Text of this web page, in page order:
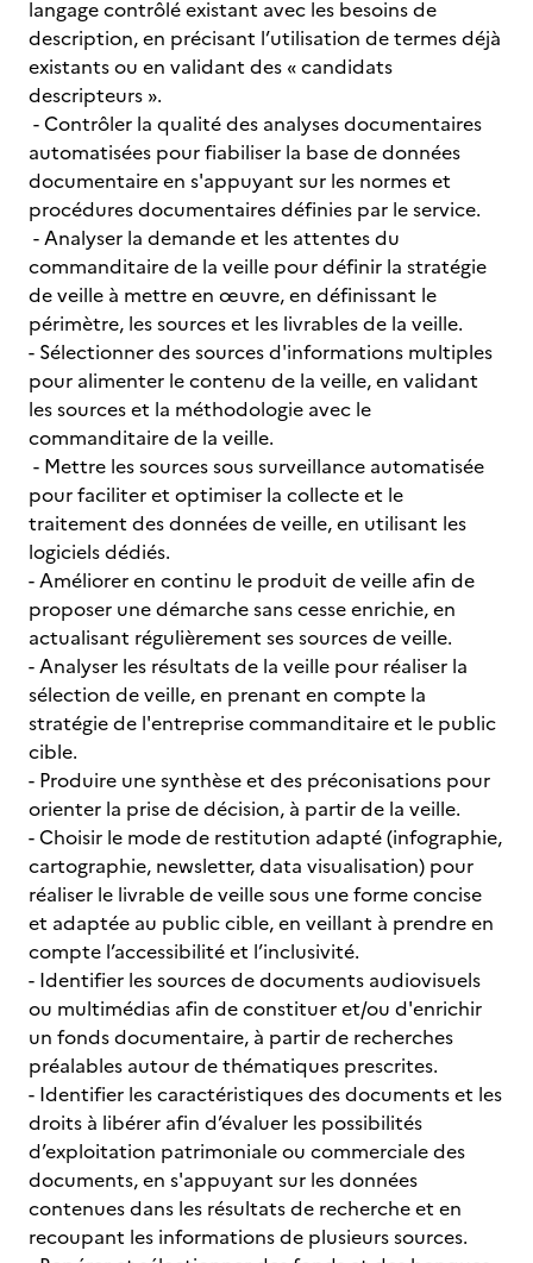
langage contrôlé existant avec les besoins de
description, en précisant l’utilisation de termes déjà
existants ou en validant des « candidats
descripteurs ».
- Contrôler la qualité des analyses documentaires
automatisées pour fiabiliser la base de données
documentaire en s'appuyant sur les normes et
procédures documentaires définies par le service.
- Analyser la demande et les attentes du
commanditaire de la veille pour définir la stratégie
de veille à mettre en œuvre, en définissant le
périmètre, les sources et les livrables de la veille.
- Sélectionner des sources d'informations multiples
pour alimenter le contenu de la veille, en validant
les sources et la méthodologie avec le
commanditaire de la veille.
- Mettre les sources sous surveillance automatisée
pour faciliter et optimiser la collecte et le
traitement des données de veille, en utilisant les
logiciels dédiés.
- Améliorer en continu le produit de veille afin de
proposer une démarche sans cesse enrichie, en
actualisant régulièrement ses sources de veille.
- Analyser les résultats de la veille pour réaliser la
sélection de veille, en prenant en compte la
stratégie de l'entreprise commanditaire et le public
cible.
- Produire une synthèse et des préconisations pour
orienter la prise de décision, à partir de la veille.
- Choisir le mode de restitution adapté (infographie,
cartographie, newsletter, data visualisation) pour
réaliser le livrable de veille sous une forme concise
et adaptée au public cible, en veillant à prendre en
compte l’accessibilité et l’inclusivité.
- Identifier les sources de documents audiovisuels
ou multimédias afin de constituer et/ou d'enrichir
un fonds documentaire, à partir de recherches
préalables autour de thématiques prescrites.
- Identifier les caractéristiques des documents et les
droits à libérer afin d’évaluer les possibilités
d’exploitation patrimoniale ou commerciale des
documents, en s'appuyant sur les données
contenues dans les résultats de recherche et en
recoupant les informations de plusieurs sources.